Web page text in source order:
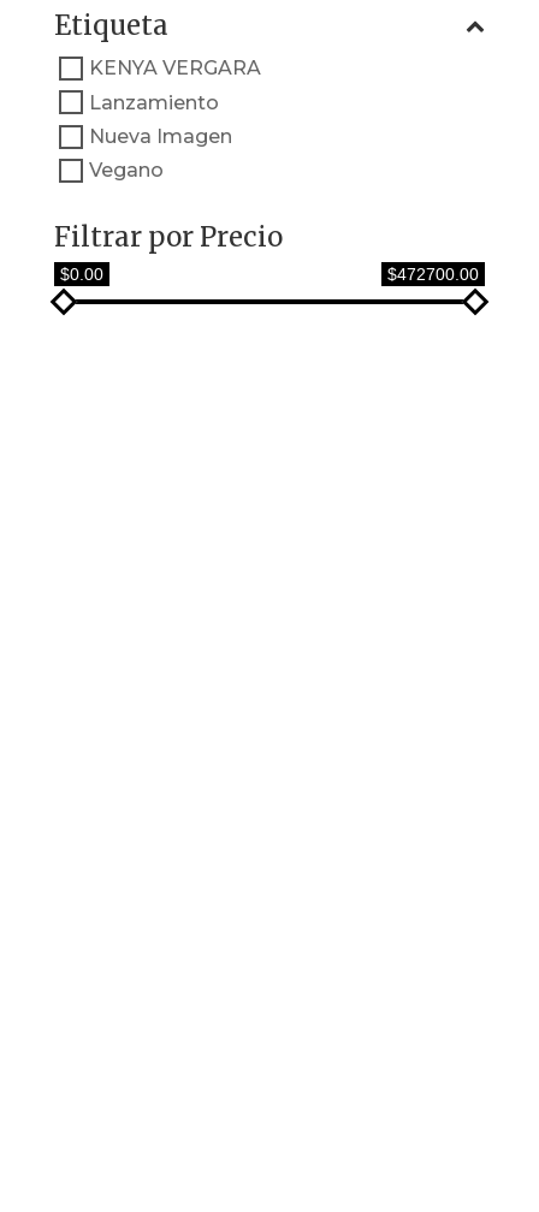
Etiqueta
KENYA VERGARA
Lanzamiento
Nueva Imagen
Vegano
Filtrar por Precio
$0.00 $472700.00